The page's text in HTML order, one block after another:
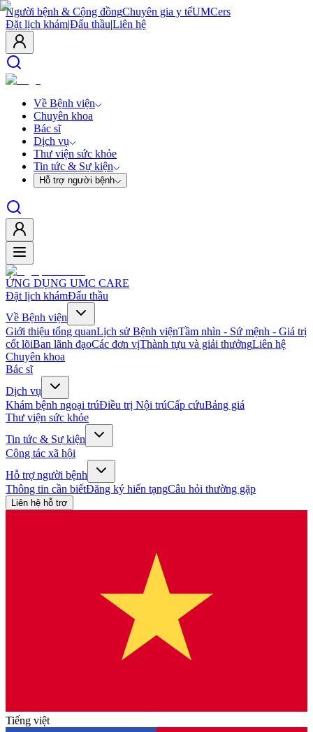
Người bệnh & Cộng đồngChuyên gia y tếUMCers
Đặt lịch khám|Đấu thầu|Liên hệ
Về Bệnh viện
Chuyên khoa
Bác sĩ
Dịch vụ
Thư viện sức khỏe
Tin tức & Sự kiện
Hỗ trợ người bệnh
ỨNG DỤNG UMC CARE
Đặt lịch khámĐấu thầu
Về Bệnh viện
Giới thiệu tổng quanLịch sử Bệnh việnTầm nhìn - Sứ mệnh - Giá trị
cốt lõiBan lãnh đạoCác đơn vịThành tựu và giải thưởngLiên hệ
Chuyên khoa
Bác sĩ
Dịch vụ
Khám bệnh ngoại trúĐiều trị Nội trúCấp cứuBảng giá
Thư viện sức khỏe
Tin tức & Sự kiện
Công tác xã hội
Hỗ trợ người bệnh
Thông tin cần biếtĐăng ký hiến tạngCâu hỏi thường gặp
Liên hệ hỗ trợ
Tiếng việt